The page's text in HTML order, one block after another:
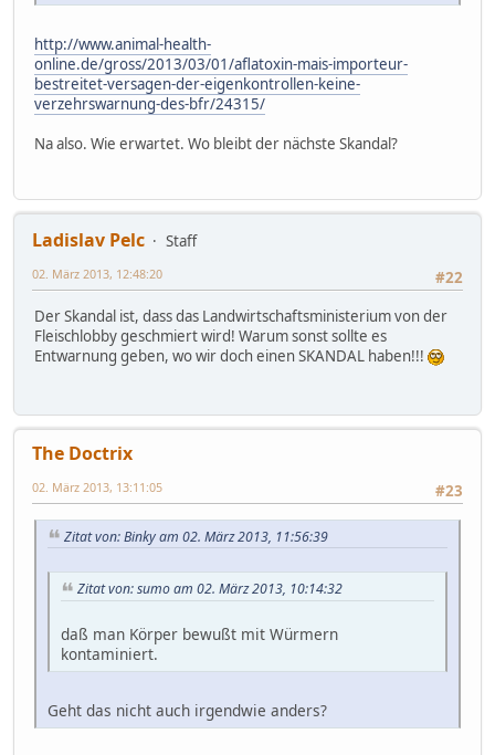
http://www.animal-health-
online.de/gross/2013/03/01/aflatoxin-mais-importeur-
bestreitet-versagen-der-eigenkontrollen-keine-
verzehrswarnung-des-bfr/24315/
Na also. Wie erwartet. Wo bleibt der nächste Skandal?
Ladislav Pelc
Staff
#22
02. März 2013, 12:48:20
Der Skandal ist, dass das Landwirtschaftsministerium von der
Fleischlobby geschmiert wird! Warum sonst sollte es
Entwarnung geben, wo wir doch einen SKANDAL haben!!!
The Doctrix
#23
02. März 2013, 13:11:05
Zitat von: Binky am 02. März 2013, 11:56:39
Zitat von: sumo am 02. März 2013, 10:14:32
daß man Körper bewußt mit Würmern
kontaminiert.
Geht das nicht auch irgendwie anders?